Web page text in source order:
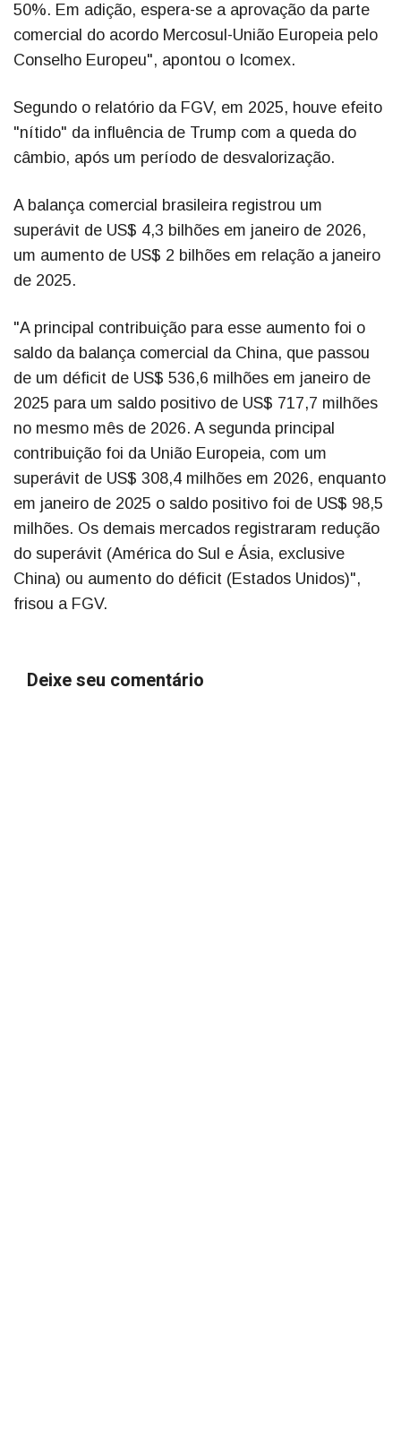
50%. Em adição, espera-se a aprovação da parte
comercial do acordo Mercosul-União Europeia pelo
Conselho Europeu", apontou o Icomex.
Segundo o relatório da FGV, em 2025, houve efeito
"nítido" da influência de Trump com a queda do
câmbio, após um período de desvalorização.
A balança comercial brasileira registrou um
superávit de US$ 4,3 bilhões em janeiro de 2026,
um aumento de US$ 2 bilhões em relação a janeiro
de 2025.
"A principal contribuição para esse aumento foi o
saldo da balança comercial da China, que passou
de um déficit de US$ 536,6 milhões em janeiro de
2025 para um saldo positivo de US$ 717,7 milhões
no mesmo mês de 2026. A segunda principal
contribuição foi da União Europeia, com um
superávit de US$ 308,4 milhões em 2026, enquanto
em janeiro de 2025 o saldo positivo foi de US$ 98,5
milhões. Os demais mercados registraram redução
do superávit (América do Sul e Ásia, exclusive
China) ou aumento do déficit (Estados Unidos)",
frisou a FGV.
Deixe seu comentário